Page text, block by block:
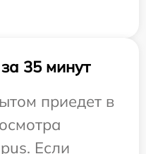
35 минут
приедет в
Если